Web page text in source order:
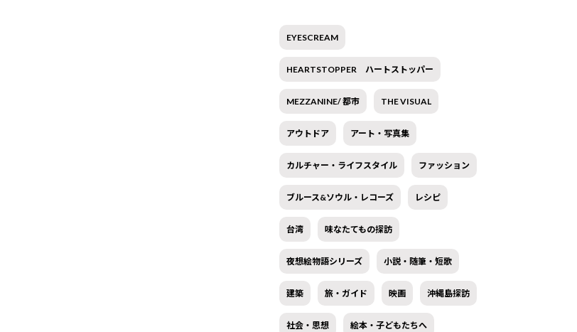
EYESCREAM
HEARTSTOPPER ハートストッパー
MEZZANINE/ 都市 THE VISUAL
アウトドア アート・写真集
カルチャー・ライフスタイル ファッション
ブルース&ソウル・レコーズ レシピ
台湾 味なたてもの探訪
夜想絵物語シリーズ 小説・随筆・短歌
建築 旅・ガイド 映画 沖縄島探訪
社会・思想 絵本・子どもたちへ